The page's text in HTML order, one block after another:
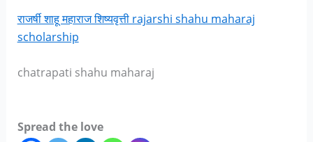
राजर्षी शाहू महाराज शिष्यवृत्ती rajarshi shahu maharaj
scholarship
chatrapati shahu maharaj
Spread the love